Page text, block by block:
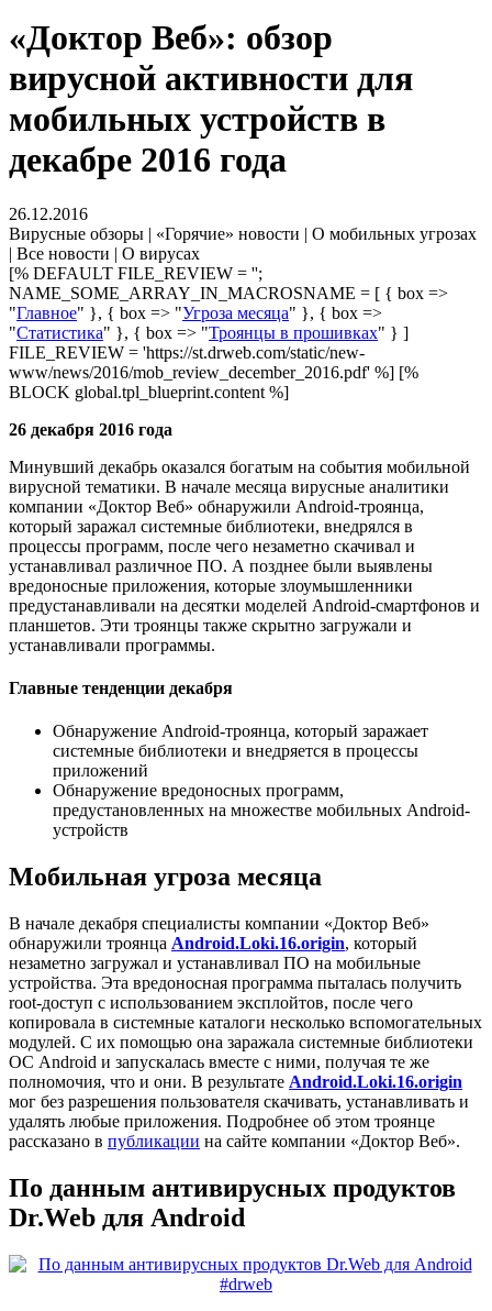
«Доктор Веб»: обзор
вирусной активности для
мобильных устройств в
декабре 2016 года
26.12.2016
Вирусные обзоры | «Горячие» новости | О мобильных угрозах
| Все новости | О вирусах
[% DEFAULT FILE_REVIEW = '';
NAME_SOME_ARRAY_IN_MACROSNAME = [ { box =>
"Главное" }, { box => "Угроза месяца" }, { box =>
"Статистика" }, { box => "Троянцы в прошивках" } ]
FILE_REVIEW = 'https://st.drweb.com/static/new-
www/news/2016/mob_review_december_2016.pdf' %] [%
BLOCK global.tpl_blueprint.content %]
26 декабря 2016 года
Минувший декабрь оказался богатым на события мобильной
вирусной тематики. В начале месяца вирусные аналитики
компании «Доктор Веб» обнаружили Android-троянца,
который заражал системные библиотеки, внедрялся в
процессы программ, после чего незаметно скачивал и
устанавливал различное ПО. А позднее были выявлены
вредоносные приложения, которые злоумышленники
предустанавливали на десятки моделей Android-смартфонов и
планшетов. Эти троянцы также скрытно загружали и
устанавливали программы.
Главные тенденции декабря
Обнаружение Android-троянца, который заражает
системные библиотеки и внедряется в процессы
приложений
Обнаружение вредоносных программ,
предустановленных на множестве мобильных Android-
устройств
Мобильная угроза месяца
В начале декабря специалисты компании «Доктор Веб»
обнаружили троянца Android.Loki.16.origin, который
незаметно загружал и устанавливал ПО на мобильные
устройства. Эта вредоносная программа пыталась получить
root-доступ с использованием эксплойтов, после чего
копировала в системные каталоги несколько вспомогательных
модулей. С их помощью она заражала системные библиотеки
ОС Android и запускалась вместе с ними, получая те же
полномочия, что и они. В результате Android.Loki.16.origin
мог без разрешения пользователя скачивать, устанавливать и
удалять любые приложения. Подробнее об этом троянце
рассказано в публикации на сайте компании «Доктор Веб».
По данным антивирусных продуктов
Dr.Web для Android